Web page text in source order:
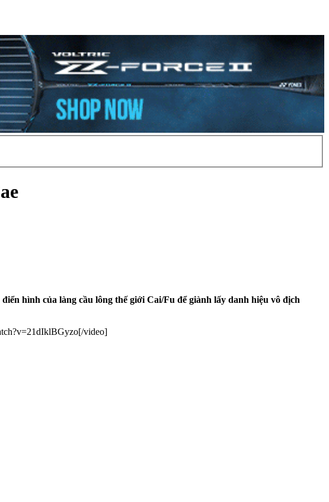
hình của làng cầu lông thế giới Cai/Fu để giành lấy danh hiệu vô địch
video]​